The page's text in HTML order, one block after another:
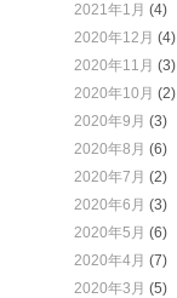
2021年1月 (4)
2020年12月 (4)
2020年11月 (3)
2020年10月 (2)
2020年9月 (3)
2020年8月 (6)
2020年7月 (2)
2020年6月 (3)
2020年5月 (6)
2020年4月 (7)
2020年3月 (5)